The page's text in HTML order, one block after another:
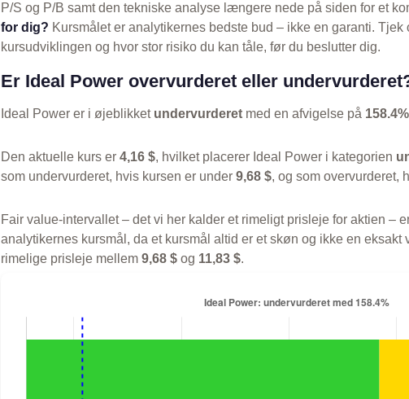
P/S og P/B samt den tekniske analyse længere nede på siden for et
for dig? Kursmålet er analytikernes bedste bud – ikke en garanti. Tjek
kursudviklingen og hvor stor risiko du kan tåle, før du beslutter dig.
Er Ideal Power overvurderet eller
Ideal Power er i øjeblikket undervurderet med en afvigelse på 158.4%
Den aktuelle kurs er 4,16 $, hvilket placerer Ideal Power i kategorien
som undervurderet, hvis kursen er under 9,68 $, og som overvurderet,
Fair value-intervallet – det vi her kalder et rimeligt prisleje for aktien –
analytikernes kursmål, da et kursmål altid er et skøn og ikke en
rimelige prisleje mellem 9,68 $ og 11,83 $.